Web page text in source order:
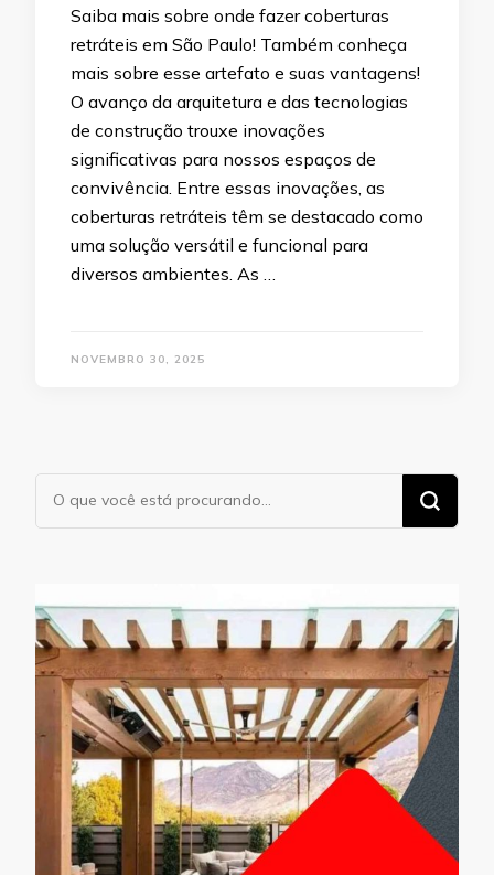
Saiba mais sobre onde fazer coberturas
retráteis em São Paulo! Também conheça
mais sobre esse artefato e suas vantagens!
O avanço da arquitetura e das tecnologias
de construção trouxe inovações
significativas para nossos espaços de
convivência. Entre essas inovações, as
coberturas retráteis têm se destacado como
uma solução versátil e funcional para
diversos ambientes. As …
NOVEMBRO 30, 2025
Procurando